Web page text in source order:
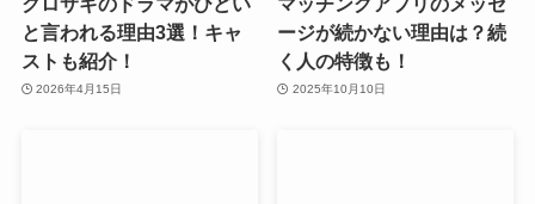
と言われる理由3選！キャ
ストも紹介！
2026年4月15日
ージが続かない理由は？続
く人の特徴も！
2025年10月10日